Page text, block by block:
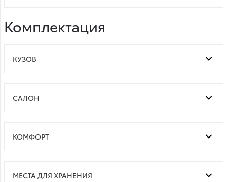
Комплектация
КУЗОВ
САЛОН
КОМФОРТ
МЕСТА ДЛЯ ХРАНЕНИЯ